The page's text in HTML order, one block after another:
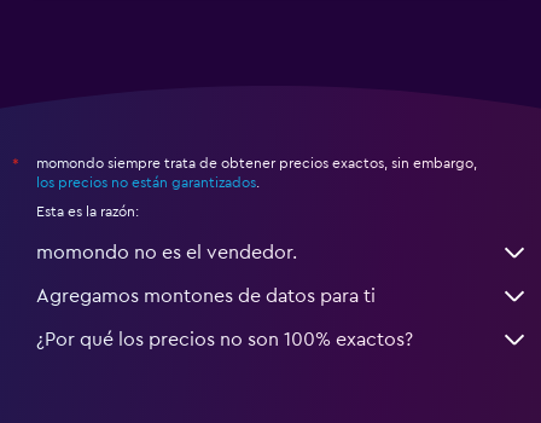
*
momondo siempre trata de obtener precios exactos, sin embargo,
los precios no están garantizados
Esta es la razón:
momondo no es el vendedor.
Agregamos montones de datos para ti
¿Por qué los precios no son 100% exactos?